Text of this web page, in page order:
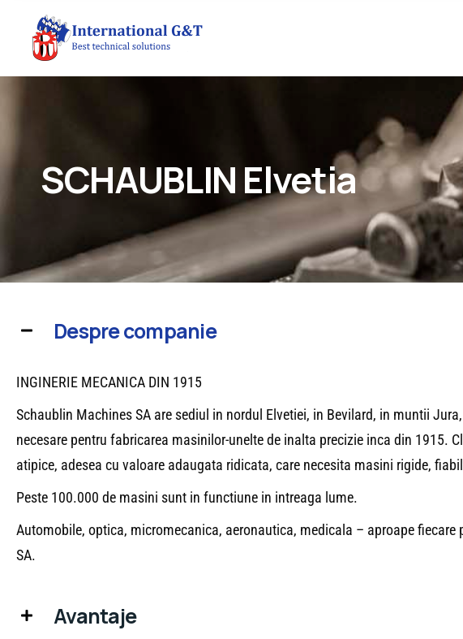
SCHAUBLIN Elvetia
Despre companie
INGINERIE MECANICA DIN 1915
Schaublin Machines SA are sediul in nordul Elvetiei, in Bevilard, in muntii
necesare pentru fabricarea masinilor-unelte de inalta precizie inca din 1915.
atipice, adesea cu valoare adaugata ridicata, care necesita masini rigide,
Peste 100.000 de masini sunt in functiune in intreaga lume.
Automobile, optica, micromecanica, aeronautica, medicala – aproape
SA.
Avantaje